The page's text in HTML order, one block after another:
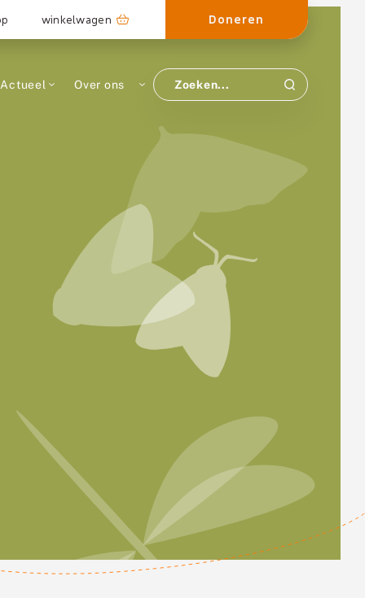
winkelwagen Doneren
Actueel Over ons